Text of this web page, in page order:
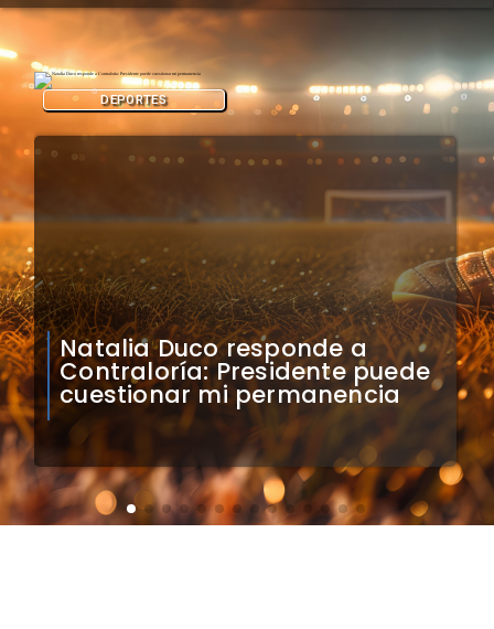
Colo Colo confirma artistas
para bienvenida a Vozinha en
el Monumental
DEPORTES